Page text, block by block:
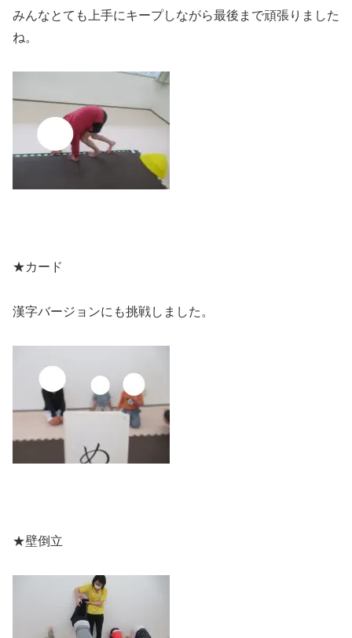
みんなとても上手にキープしながら最後まで頑張りました
ね。
★カード
漢字バージョンにも挑戦しました。
★壁倒立